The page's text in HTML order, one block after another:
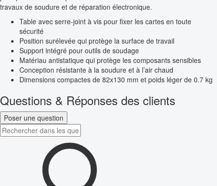
travaux de soudure et de réparation électronique.
Table avec serre-joint à vis pour fixer les cartes en toute
sécurité
Position surélevée qui protège la surface de travail
Support intégré pour outils de soudage
Matériau antistatique qui protège les composants sensibles
Conception résistante à la soudure et à l’air chaud
Dimensions compactes de 82x130 mm et poids léger de 0.7 kg
Questions & Réponses des clients
Poser une question